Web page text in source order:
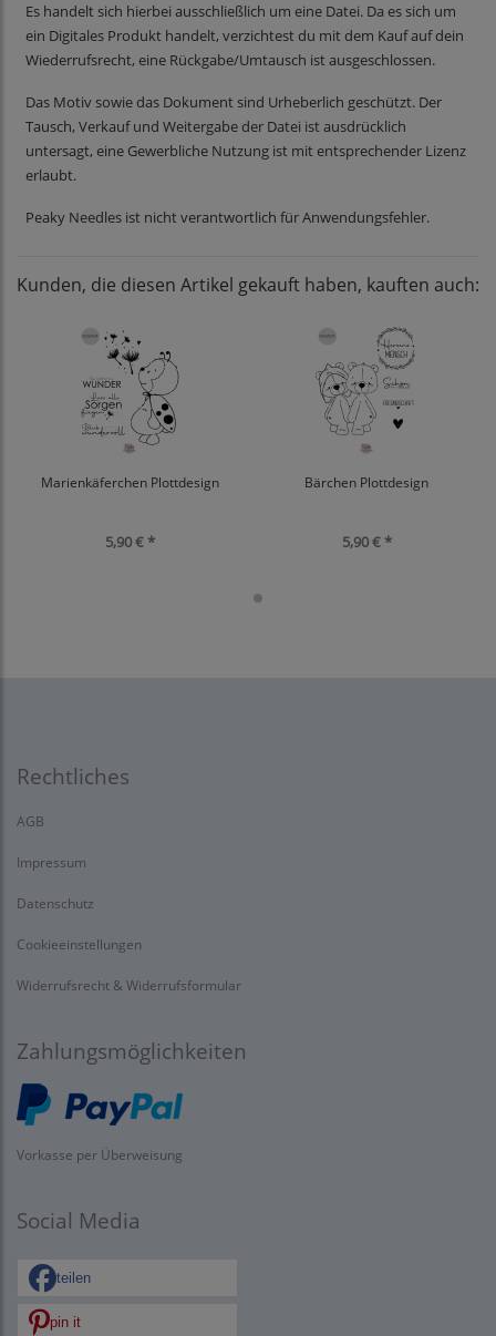
Es handelt sich hierbei ausschließlich um eine Datei. Da es sich um
ein Digitales Produkt handelt, verzichtest du mit dem Kauf auf dein
Wiederrufsrecht, eine Rückgabe/Umtausch ist ausgeschlossen.
Das Motiv sowie das Dokument sind Urheberlich geschützt. Der
Tausch, Verkauf und Weitergabe der Datei ist ausdrücklich
untersagt, eine Gewerbliche Nutzung ist mit entsprechender Lizenz
erlaubt.
Peaky Needles ist nicht verantwortlich für Anwendungsfehler.
Kunden, die diesen Artikel gekauft haben, kauften auch:
Marienkäferchen Plottdesign
5,90 € *
Bärchen Plottdesign
5,90 € *
Rechtliches
AGB
Impressum
Datenschutz
Cookieeinstellungen
Widerrufsrecht & Widerrufsformular
Zahlungsmöglichkeiten
Vorkasse per Überweisung
Social Media
teilen
pin it